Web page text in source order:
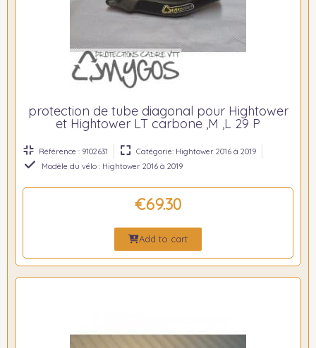
protection de tube diagonal pour Hightower
et Hightower LT carbone ,M ,L 29 P
Référence : 9102631
Catégorie: Hightower 2016 à 2019
Modèle du vélo : Hightower 2016 à 2019
€69.30
Add to cart